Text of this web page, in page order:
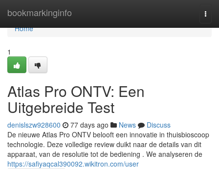
bookmarkinginfo
Home
Home
1
Atlas Pro ONTV: Een
Uitgebreide Test
denislszw928600 77 days ago News
Discuss
De nieuwe Atlas Pro ONTV belooft een innovatie in thuisbioscoop
technologie. Deze volledige review duikt naar de details van dit
apparaat, van de resolutie tot de bediening . We analyseren de
https://safiyaqcal390092.wikitron.com/user